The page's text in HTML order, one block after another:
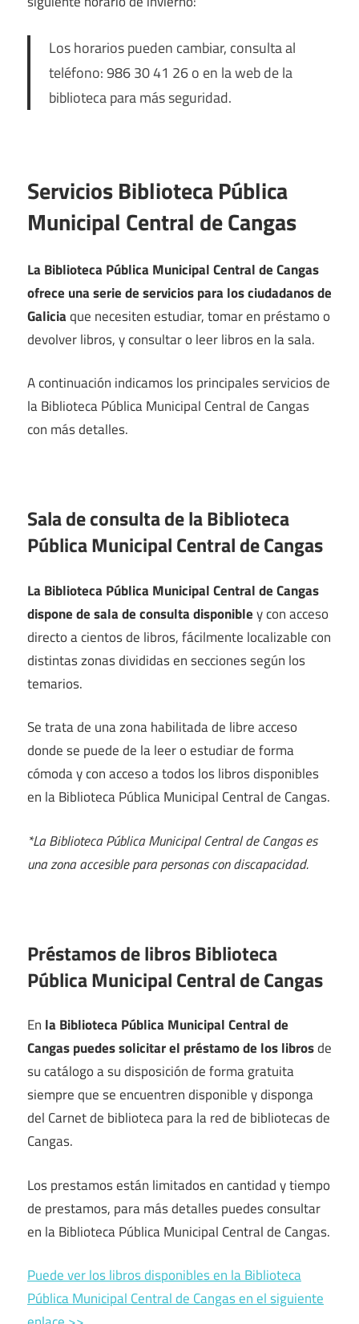
Los horarios pueden cambiar, consulta al
teléfono: 986 30 41 26 o en la web de la
biblioteca para más seguridad.
Servicios Biblioteca Pública
Municipal Central de Cangas
La Biblioteca Pública Municipal Central de Cangas
ofrece una serie de servicios para los ciudadanos de
Galiciaque necesiten estudiar, tomar en préstamo o
devolver libros, y consultar o leer libros en la sala.
A continuación indicamos los principales servicios de
la Biblioteca Pública Municipal Central de Cangas
con más detalles.
Sala de consulta de la Biblioteca
Pública Municipal Central de Cangas
La Biblioteca Pública Municipal Central de Cangas
dispone de sala de consulta disponibley con acceso
directo a cientos de libros, fácilmente localizable con
distintas zonas divididas en secciones según los
temarios.
Se trata de una zona habilitada de libre acceso
donde se puede de la leer o estudiar de forma
cómoda y con acceso a todos los libros disponibles
en la Biblioteca Pública Municipal Central de Cangas.
*La Biblioteca Pública Municipal Central de Cangas es
una zona accesible para personas con discapacidad.
Préstamos de libros Biblioteca
Pública Municipal Central de Cangas
En la Biblioteca Pública Municipal Central de
Cangas puedes solicitar el préstamo de los librosde
su catálogo a su disposición de forma gratuita
siempre que se encuentren disponible y disponga
del Carnet de biblioteca para la red de bibliotecas de
Cangas.
Los prestamos están limitados en cantidad y tiempo
de prestamos, para más detalles puedes consultar
en la Biblioteca Pública Municipal Central de Cangas.
Puede ver los libros disponibles en la Biblioteca
Pública Municipal Central de Cangas en el siguiente